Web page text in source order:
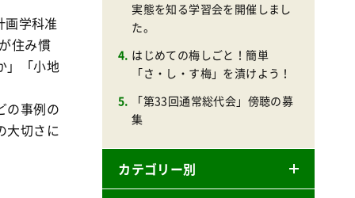
学科准
住み慣
」「小地
の事例の
大切さに
実態を知る学習会を開催しまし
た。
はじめての梅しごと！簡単
「さ・し・す梅」を漬けよう！
「第33回通常総代会」傍聴の募
集
カテゴリー別